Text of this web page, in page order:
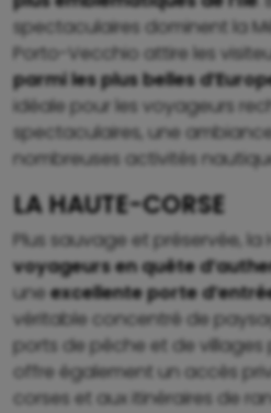
spectaculaires dominent la
Porto-Vecchio attire les
parmi les plus belles
idéale pour les voyageurs
spectaculaires, une
nombreuses activités
LA HAUTE-CORSE
Plus sauvage et préservée,
voyageurs en quête
uneexcellente porte
véritable concentré de
ports de pêche et de villages
offre également un accès
corses et aux itinéraires de